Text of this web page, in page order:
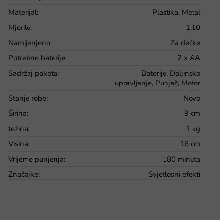
Materijal:
Plastika, Metal
Mjerilo:
1:10
Namijenjeno:
Za dečke
Potrebne baterije:
2 x AA
Sadržaj paketa:
Baterije, Daljinsko
upravljanje, Punjač, Motor
Stanje robe:
Novo
Širina:
9 cm
težina:
1 kg
Visina:
16 cm
Vrijeme punjenja:
180 minuta
Značajke: Svjetlosni efekti